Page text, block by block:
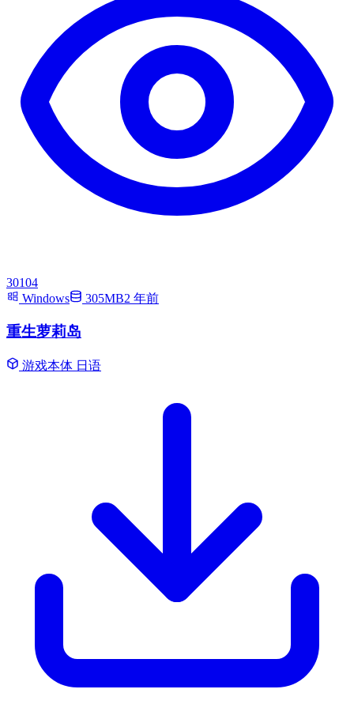
30104
Windows
305MB2 年前
重生萝莉岛
游戏本体 日语